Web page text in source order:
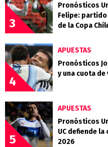
3
Pronósticos
Felipe:
de la Copa
4
APUESTAS
Pronósticos
y una cuota
5
APUESTAS
Pronósticos
UC defiende la
2026